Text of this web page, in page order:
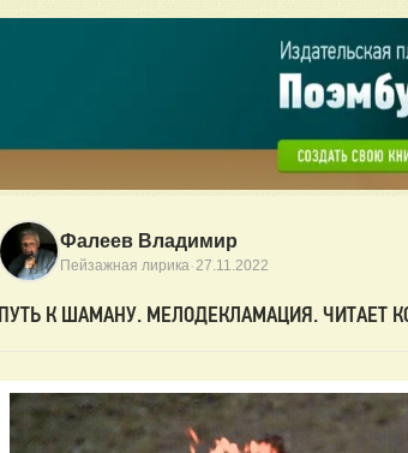
Фалеев Владимир
Пейзажная лирика·27.11.2022
ПУТЬ К ШАМАНУ. МЕЛОДЕКЛАМАЦИЯ. ЧИТАЕТ